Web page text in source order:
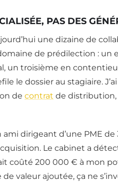
PAS DES
une dizaine de
de prédilection : un
un troisième en
le dossier au stagiaire.
de contrat de distribution,
ami dirigeant d’une PME de
Le cabinet a
coûté 200 000 € à mon
valeur ajoutée, ça ne